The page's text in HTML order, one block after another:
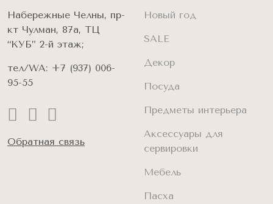
Набережные Челны, пр-
кт Чулман, 87а, ТЦ
“КУБ” 2-й этаж;
тел/WA: +7 (937) 006-
95-55
Обратная связь
Новый год
SALE
Декор
Посуда
Предметы интерьера
Аксессуары для
сервировки
Мебель
Пасха